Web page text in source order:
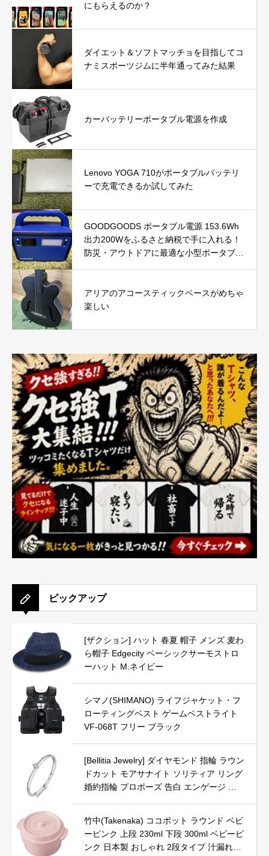
にもらえるのか？
ダイエット＆ソフトマッチョを目指してコ
ナミスポーツジムに半年通ってみた結果
カーバッテリーポータブル電源を作成
Lenovo YOGA 710がポータブルバッテリ
ーで充電できるか試してみた
GOODGOODS ポータブル電源 153.6Wh
出力200Wをふるさと納税で手に入れる！
防災・アウトドアに最適な小型ポータブル
アリアのアコースティックベースがめちゃ
楽しい
ピックアップ
[ザクション] ハット 春夏 帽子 メンズ 麦わ
ら帽子 Edgecity ベーシックサーモストロ
ーハット M.ネイビー
シマノ(SHIMANO) ライフジャケット・フ
ローティングベスト ゲームベストライト
VF-068T フリー ブラック
[Bellitia Jewelry] ダイヤモンド 指輪 ラウン
ドカット モアサナイト ソリティア リング
婚約指輪 プロポーズ 告白 エンゲージ 純
竹中(Takenaka) ココポット ラウンド ベビ
ーピンク 上段 230ml 下段 300ml ベビーピ
ンク 日本製 おしゃれ 2段タイプ 汁漏れし